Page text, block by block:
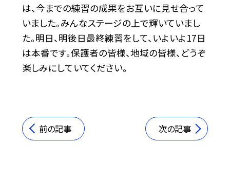
は、今までの練習の成果をお互いに見せ合って
いました。みんなステージの上で輝いていまし
た。明日、明後日最終練習をして、いよいよ17日
は本番です。保護者の皆様、地域の皆様、どうぞ
楽しみにしていてください。
前の記事 次の記事